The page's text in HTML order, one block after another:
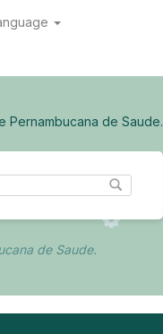
Pernambucana de Saude.
de Saude.